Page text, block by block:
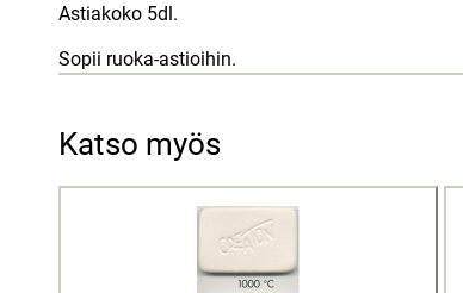
Astiakoko 5dl.
Sopii ruoka-astioihin.
Katso myös